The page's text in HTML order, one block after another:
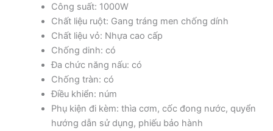
Công suất: 1000W
Chất liệu ruột: Gang tráng men chống dính
Chất liệu vỏ: Nhựa cao cấp
Chống dinh: có
Đa chức năng nấu: có
Chống tràn: có
Điều khiển: núm
Phụ kiện đi kèm: thìa cơm, cốc đong nước, quyển
hướng dẫn sử dụng, phiếu bảo hành